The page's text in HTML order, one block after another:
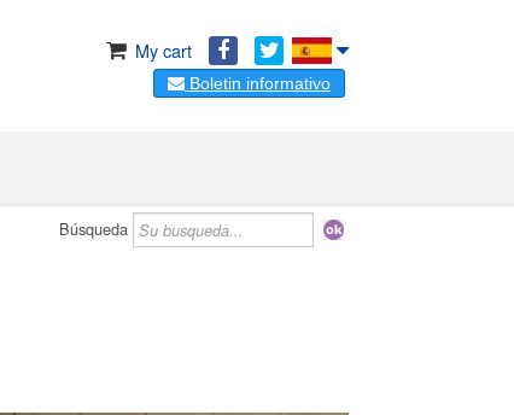
My cart
Boletin informativo
Búsqueda